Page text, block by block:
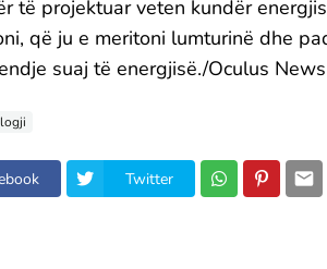
të projektuar veten kundër
që ju e meritoni lumturinë dhe
suaj të energjisë./Oculus News
Twitter